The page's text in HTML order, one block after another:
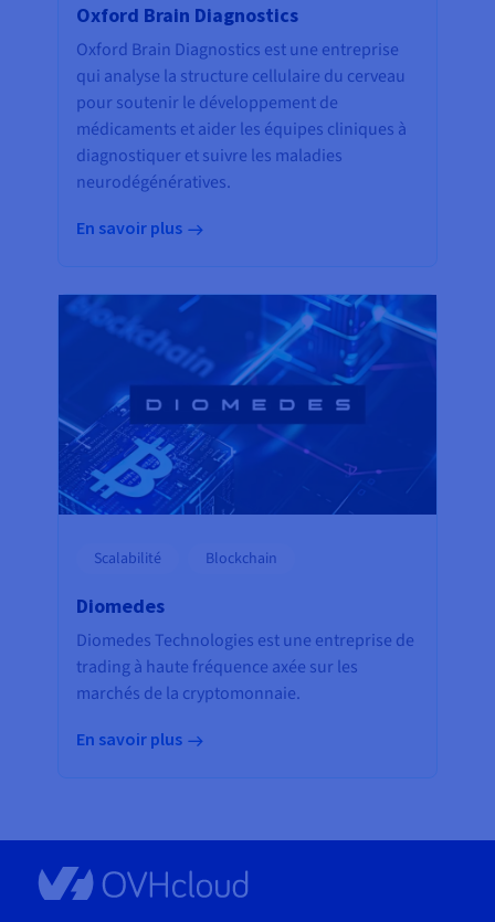
Oxford Brain Diagnostics
Oxford Brain Diagnostics est une entreprise
qui analyse la structure cellulaire du cerveau
pour soutenir le développement de
médicaments et aider les équipes cliniques à
diagnostiquer et suivre les maladies
neurodégénératives.
En savoir plus
Scalabilité Blockchain
Diomedes
Diomedes Technologies est une entreprise de
trading à haute fréquence axée sur les
marchés de la cryptomonnaie.
En savoir plus